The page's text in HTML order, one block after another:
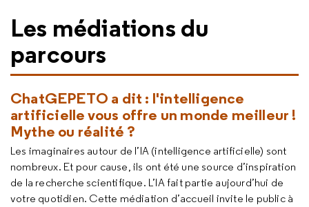
Les médiations du
parcours
ChatGEPETO a dit : l'intelligence
artificielle vous offre un monde meilleur !
Mythe ou réalité ?
Les imaginaires autour de l’IA (intelligence artificielle) sont
nombreux. Et pour cause, ils ont été une source d’inspiration
de la recherche scientifique. L’IA fait partie aujourd’hui de
votre quotidien. Cette médiation d’accueil invite le public à